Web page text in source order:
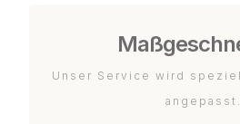
Unser Service wird
angepasst.